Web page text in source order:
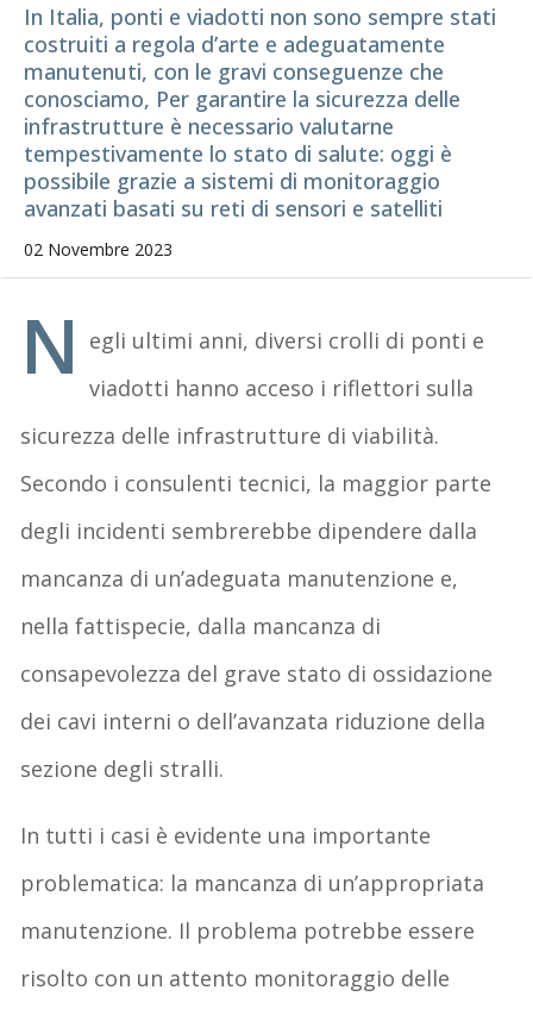
In Italia, ponti e viadotti non sono sempre stati
costruiti a regola d’arte e adeguatamente
manutenuti, con le gravi conseguenze che
conosciamo, Per garantire la sicurezza delle
infrastrutture è necessario valutarne
tempestivamente lo stato di salute: oggi è
possibile grazie a sistemi di monitoraggio
avanzati basati su reti di sensori e satelliti
02 Novembre 2023
N
egli ultimi anni, diversi crolli di ponti e
viadotti hanno acceso i riflettori sulla
sicurezza delle infrastrutture di viabilità.
Secondo i consulenti tecnici, la maggior parte
degli incidenti sembrerebbe dipendere dalla
mancanza di un’adeguata manutenzione e,
nella fattispecie, dalla mancanza di
consapevolezza del grave stato di ossidazione
dei cavi interni o dell’avanzata riduzione della
sezione degli stralli.
In tutti i casi è evidente una importante
problematica: la mancanza di un’appropriata
manutenzione. Il problema potrebbe essere
risolto con un attento monitoraggio delle